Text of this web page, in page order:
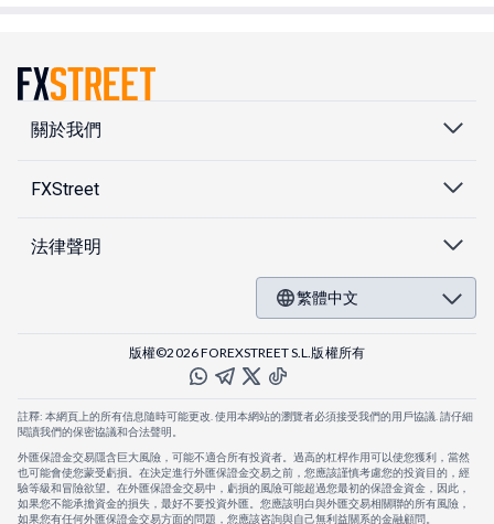
關於我們
FXStreet
法律聲明
繁體中文
版權©2026 FOREXSTREET S.L.版權所有
註釋: 本網頁上的所有信息隨時可能更改. 使用本網站的瀏覽者必須接受我們的用戶協議. 請仔細
閱讀我們的保密協議和合法聲明。
外匯保證金交易隱含巨大風險，可能不適合所有投資者。過高的杠桿作用可以使您獲利，當然
也可能會使您蒙受虧損。在決定進行外匯保證金交易之前，您應該謹慎考慮您的投資目的，經
驗等級和冒險欲望。在外匯保證金交易中，虧損的風險可能超過您最初的保證金資金，因此，
如果您不能承擔資金的損失，最好不要投資外匯。您應該明白與外匯交易相關聯的所有風險，
如果您有任何外匯保證金交易方面的問題，您應該咨詢與自己無利益關系的金融顧問。